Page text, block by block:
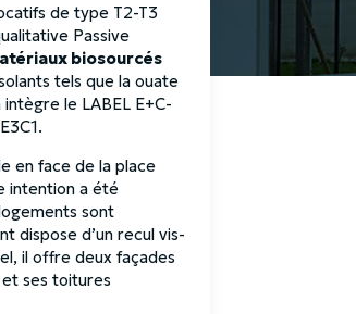
de type T2-T3
Passive
biosourcés
tels que la ouate
le LABEL E+C-
en face de la place
intention a été
sont
dispose d’un recul vis-
il offre deux façades
ses toitures